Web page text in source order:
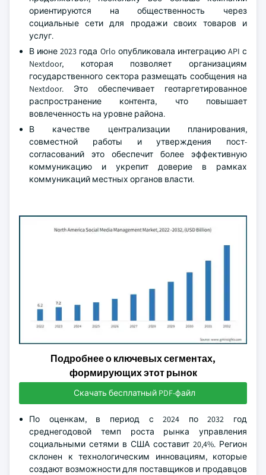
ориентируются на общественность через
социальные сети для продажи своих товаров и
услуг.
В июне 2023 года Orlo опубликовала интеграцию API с
Nextdoor, которая позволяет организациям
государственного сектора размещать сообщения на
Nextdoor. Это обеспечивает геотаргетированное
распространение контента, что повышает
вовлеченность на уровне района.
В качестве централизации планирования,
совместной работы и утверждения пост-
согласований это обеспечит более эффективную
коммуникацию и укрепит доверие в рамках
коммуникаций местных органов власти.
Подробнее о ключевых сегментах,
формирующих этот рынок
Скачать бесплатный PDF-файл
По оценкам, в период с 2024 по 2032 год
среднегодовой темп роста рынка управления
социальными сетями в США составит 20,4%. Регион
склонен к технологическим инновациям, которые
создают возможности для поставщиков и продавцов